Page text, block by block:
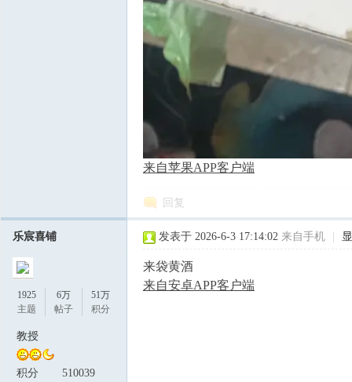
来自苹果APP客户端
回复
乐宸喜铺
1925
主题
6万
帖子
51万
积分
教授
积分 510039
发表于 2026-6-3 17:14:02 来自手机
来袋黄酒
来自安卓APP客户端